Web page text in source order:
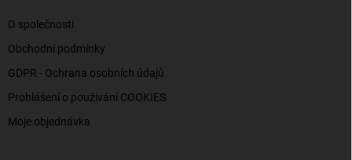
O společnosti
Obchodní podmínky
GDPR - Ochrana osobních údajů
Prohlášení o používání COOKIES
Moje objednávka